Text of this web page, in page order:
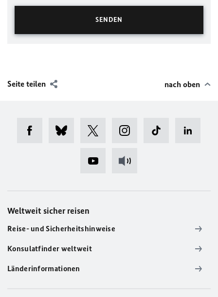
Seite teilen nach oben
Weltweit sicher reisen
Reise- und Sicherheitshinweise
Konsulatfinder weltweit
Länderinformationen